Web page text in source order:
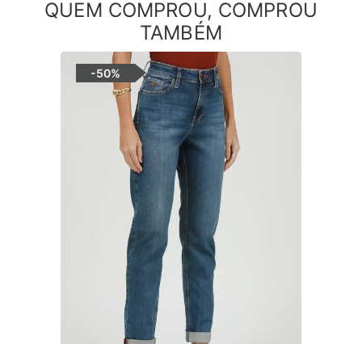
QUEM COMPROU, COMPROU
TAMBÉM
-50%